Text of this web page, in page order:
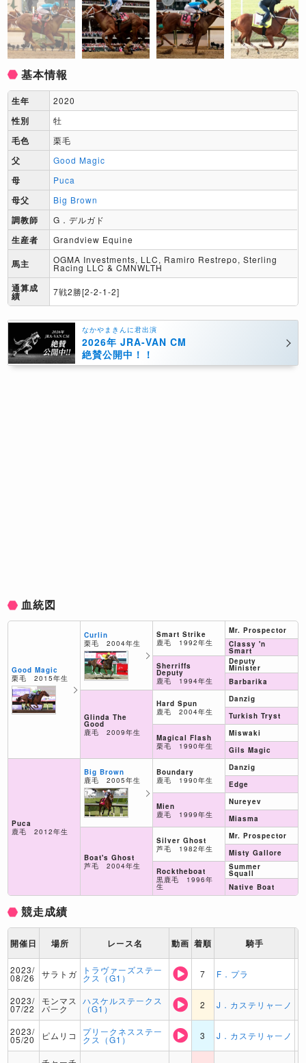
基本情報
生年 2020
性別 牡
毛色 栗毛
父 Good Magic
母 Puca
母父 Big Brown
調教師 G．デルガド
生産者 Grandview Equine
馬主 OGMA Investments, LLC, Ramiro Restrepo, Sterling
Racing LLC & CMNWLTH
通算成
績 7戦2勝[2-2-1-2]
なかやまきんに君出演
2026年 JRA-VAN CM
絶賛公開中！！
血統図
Good Magic
栗毛 2015年生
Puca
鹿毛 2012年生
Curlin
栗毛 2004年生
Glinda The
Good
鹿毛 2009年生
Big Brown
鹿毛 2005年生
Boat's Ghost
芦毛 2004年生
Smart Strike
鹿毛 1992年生
Sherriffs
Deputy
鹿毛 1994年生
Hard Spun
鹿毛 2004年生
Magical Flash
栗毛 1990年生
Boundary
鹿毛 1990年生
Mien
鹿毛 1999年生
Silver Ghost
芦毛 1982年生
Rocktheboat
黒鹿毛 1996年
生
Mr. Prospector
Classy 'n
Smart
Deputy
Minister
Barbarika
Danzig
Turkish Tryst
Miswaki
Gils Magic
Danzig
Edge
Nureyev
Miasma
Mr. Prospector
Misty Gallore
Summer
Squall
Native Boat
競走成績
開催日 場所 レース名 動画 着順 騎手
2023/
08/26 サラトガ トラヴァーズステー
クス（G1） 7 F．プラ
2023/
07/22
モンマス
パーク
ハスケルステークス
（G1） 2 J．カステリャーノ
2023/
05/20 ピムリコ プリークネスステー
クス（G1） 3 J．カステリャーノ